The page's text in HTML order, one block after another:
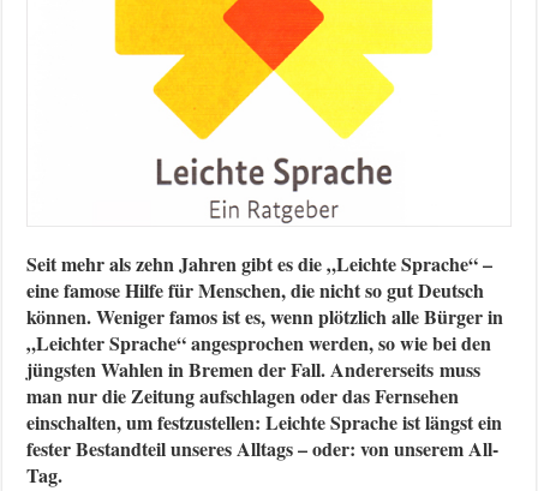
Seit mehr als zehn Jahren gibt es die „Leichte Sprache“ –
eine famose Hilfe für Menschen, die nicht so gut Deutsch
können. Weniger famos ist es, wenn plötzlich alle Bürger in
„Leichter Sprache“ angesprochen werden, so wie bei den
jüngsten Wahlen in Bremen der Fall. Andererseits muss
man nur die Zeitung aufschlagen oder das Fernsehen
einschalten, um festzustellen: Leichte Sprache ist längst ein
fester Bestandteil unseres Alltags – oder: von unserem All-
Tag.